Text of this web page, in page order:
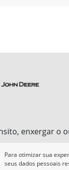
enxergar o
Para otimizar sua
seus dados pessoais